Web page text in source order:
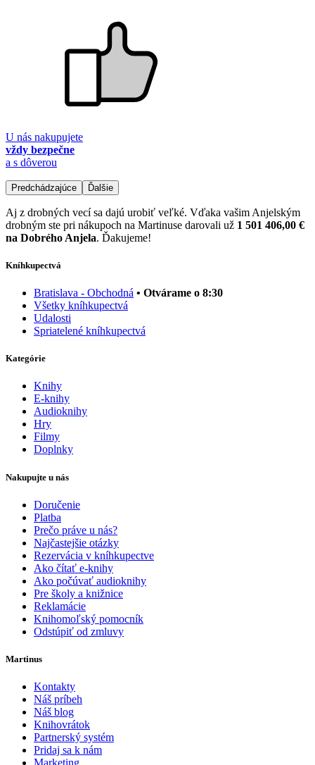
U nás nakupujete
vždy bezpečne
a s dôverou
Predchádzajúce Ďalšie
Aj z drobných vecí sa dajú urobiť veľké. Vďaka vašim Anjelským
drobným ste pri nákupoch na Martinuse darovali už 1 501 406,00 €
na Dobrého Anjela. Ďakujeme!
Kníhkupectvá
Bratislava - Obchodná • Otvárame o 8:30
Všetky kníhkupectvá
Udalosti
Spriatelené kníhkupectvá
Kategórie
Knihy
E-knihy
Audioknihy
Hry
Filmy
Doplnky
Nakupujte u nás
Doručenie
Platba
Prečo práve u nás?
Najčastejšie otázky
Rezervácia v kníhkupectve
Ako čítať e-knihy
Ako počúvať audioknihy
Pre školy a knižnice
Reklamácie
Knihomoľský pomocník
Odstúpiť od zmluvy
Martinus
Kontakty
Náš príbeh
Náš blog
Knihovrátok
Partnerský systém
Pridaj sa k nám
Marketing